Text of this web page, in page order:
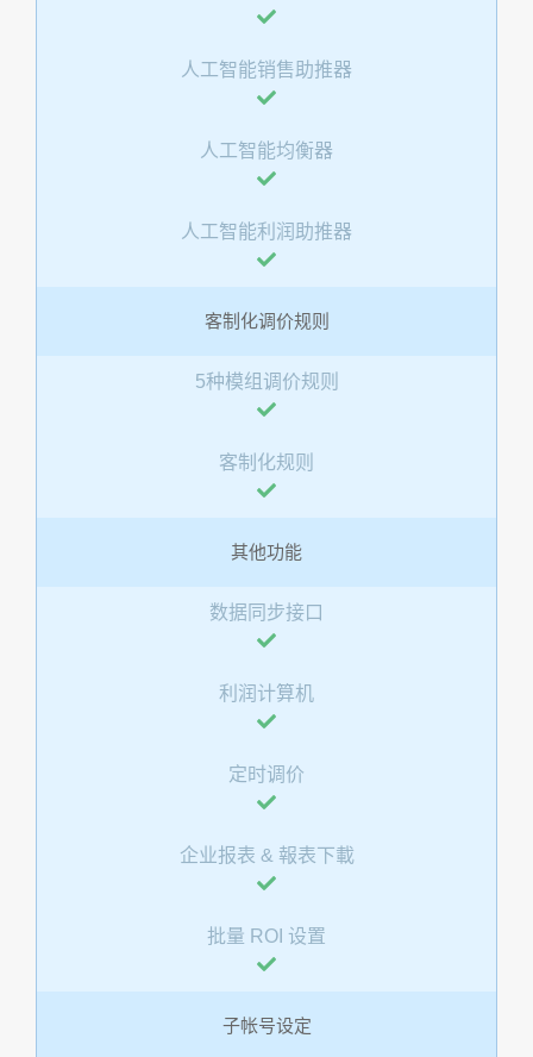
人工智能销售助推器
人工智能均衡器
人工智能利润助推器
客制化调价规则
5种模组调价规则
客制化规则
其他功能
数据同步接口
利润计算机
定时调价
企业报表 & 報表下載
批量 ROI 设置
子帐号设定